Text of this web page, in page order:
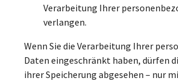
Verarbeitung Ihrer
verlangen.
Wenn Sie die Verarbeitung Ihrer
Daten eingeschränkt haben, dürfen
ihrer Speicherung abgesehen – nur